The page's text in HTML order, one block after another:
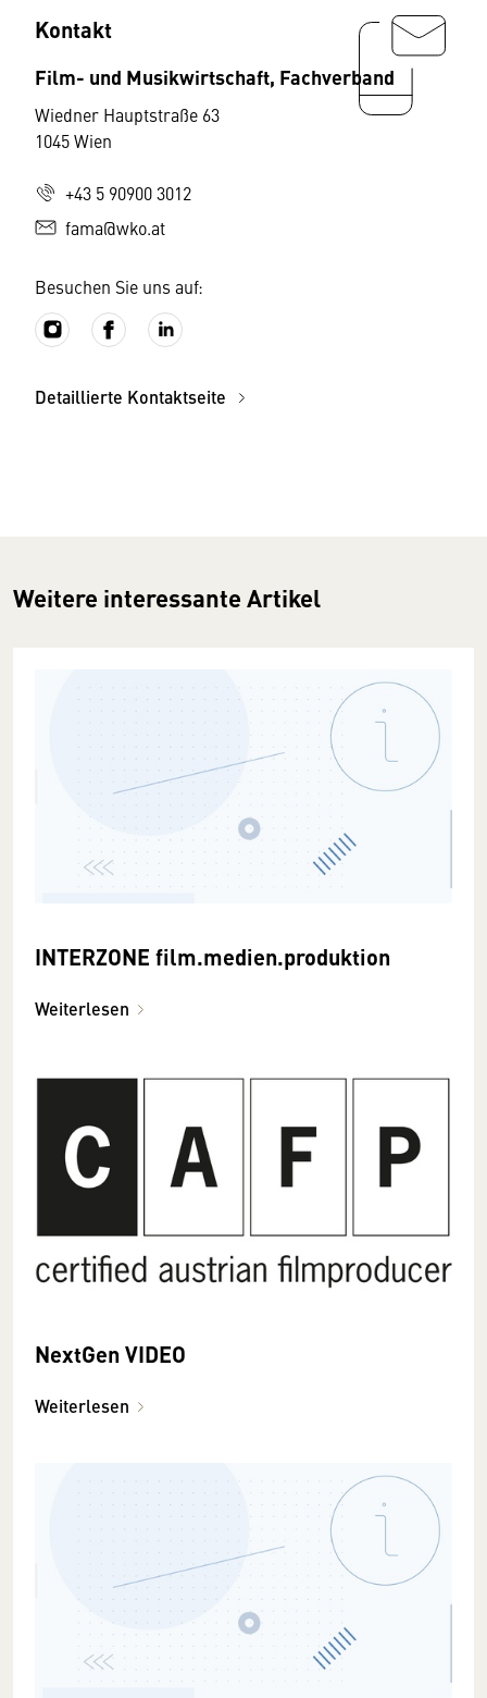
Kontakt
Film- und Musikwirtschaft, Fachverband
Wiedner Hauptstraße 63
1045 Wien
+43 5 90900 3012
fama@wko.at
Besuchen Sie uns auf:
Detaillierte Kontaktseite
Weitere interessante Artikel
INTERZONE film.medien.produktion
Weiterlesen
NextGen VIDEO
Weiterlesen